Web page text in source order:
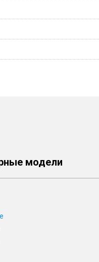
модели